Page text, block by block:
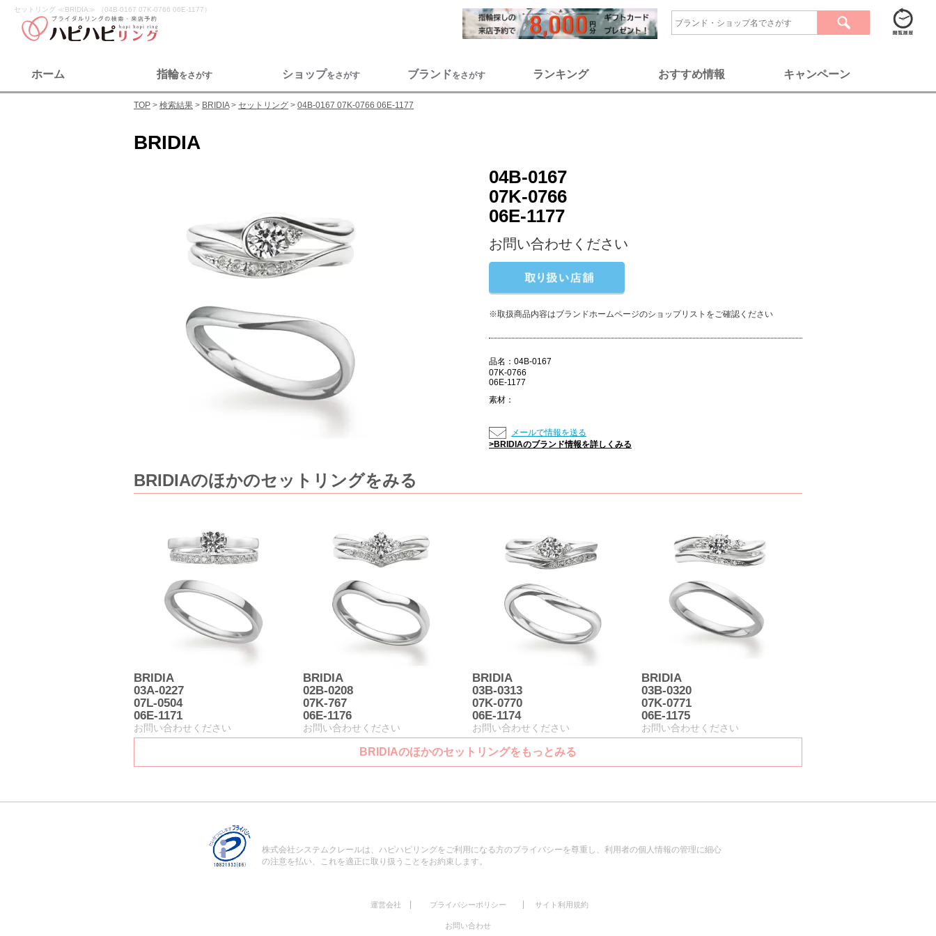
セットリング ≪BRIDIA≫ （04B-0167 07K-0766 06E-1177）
ホーム 指輪をさがす ショップをさがす ブランドをさがす ランキング おすすめ情報 キャンペーン
TOP 検索結果 BRIDIA セットリング 04B-0167 07K-0766 06E-1177
BRIDIA
04B-0167
07K-0766
06E-1177
お問い合わせください
※取扱商品内容はブランドホームページのショップリストをご確認ください
品名： 04B-0167
07K-0766
06E-1177
素材：
メールで情報を送る
>BRIDIAのブランド情報を詳しくみる
BRIDIAのほかのセットリングをみる
BRIDIA
03A-0227
07L-0504
06E-1171
お問い合わせください
BRIDIA
02B-0208
07K-767
06E-1176
お問い合わせください
BRIDIA
03B-0313
07K-0770
06E-1174
お問い合わせください
BRIDIA
03B-0320
07K-0771
06E-1175
お問い合わせください
BRIDIAのほかのセットリングをもっとみる
株式会社システムクレールは、ハピハピリングをご利用になる方のプライバシーを尊重し、利用者の個人情報の管理に細心
の注意を払い、これを適正に取り扱うことをお約束します。
運営会社 プライバシーポリシー サイト利用規約
お問い合わせ